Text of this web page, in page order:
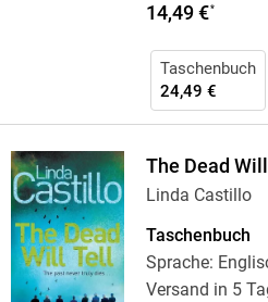
14,49 €*
Taschenbuch
24,49 €
The Dead Will
Linda Castillo
Taschenbuch
Sprache:
Versand in 5